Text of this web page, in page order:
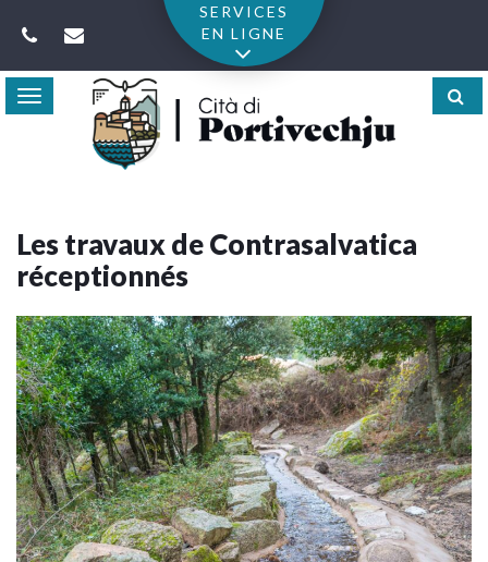
SERVICES
EN LIGNE
Toggle
navigation
Les travaux de Contrasalvatica
réceptionnés